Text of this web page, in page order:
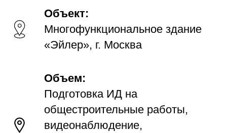
Объект:
Многофункциональное здание
«Эйлер», г. Москва
Объем:
Подготовка ИД на
общестроительные работы,
видеонаблюдение,